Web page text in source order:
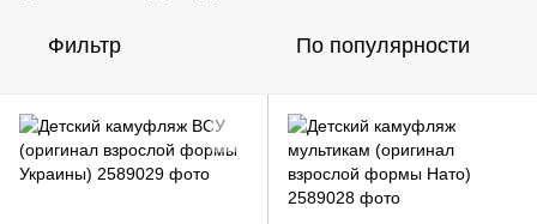
Фильтр По популярности